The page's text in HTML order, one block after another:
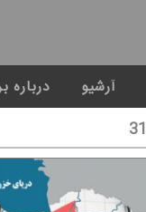
آرشیو درباره